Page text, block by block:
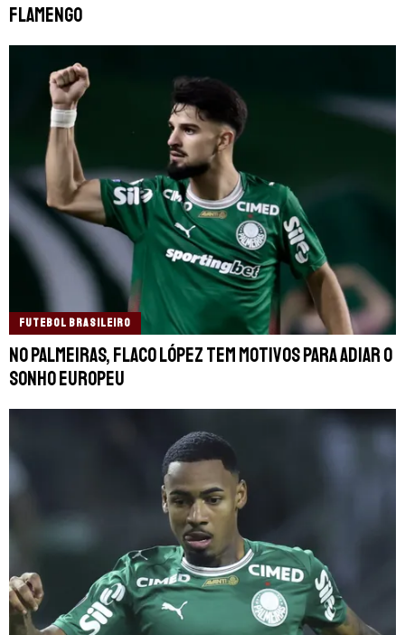
Flamengo
FUTEBOL BRASILEIRO
No Palmeiras, Flaco López tem motivos para adiar o
sonho europeu